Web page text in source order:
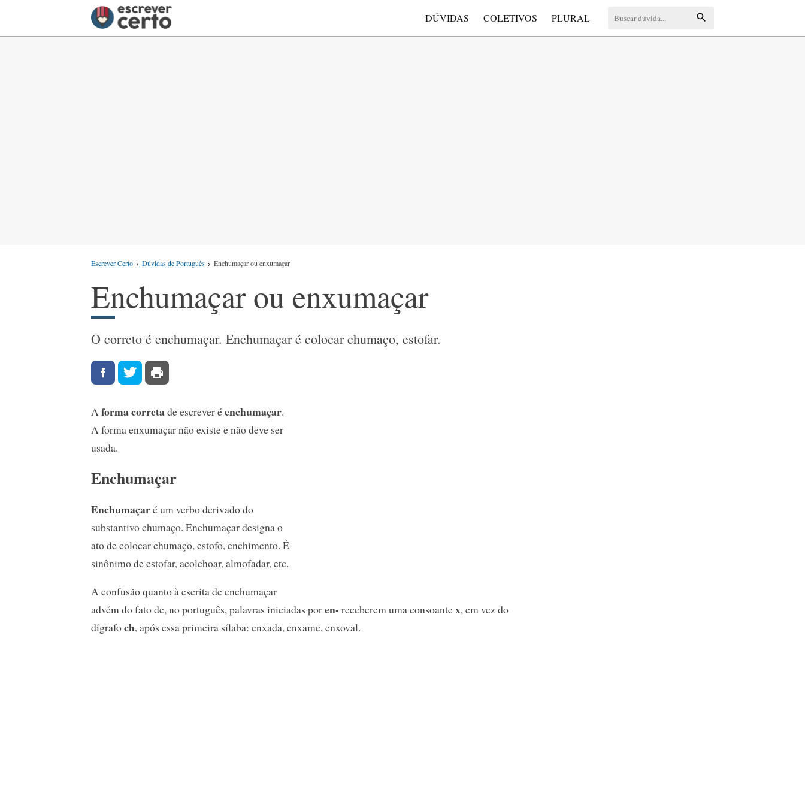
DÚVIDAS COLETIVOS PLURAL
Escrever Certo Dúvidas de Português Enchumaçar ou enxumaçar
Enchumaçar ou enxumaçar
O correto é enchumaçar. Enchumaçar é colocar chumaço, estofar.
Aforma corretade escrever éenchumaçar.
A forma enxumaçar não existe e não deve ser
usada.
Enchumaçar
Enchumaçaré um verbo derivado do
substantivo chumaço. Enchumaçar designa o
ato de colocar chumaço, estofo, enchimento. É
sinônimo de estofar, acolchoar, almofadar, etc.
A confusão quanto à escrita de enchumaçar
advém do fato de, no português, palavras iniciadas poren- receberem uma consoantex, em vez do
dígrafoch, após essa primeira sílaba: enxada, enxame, enxoval.